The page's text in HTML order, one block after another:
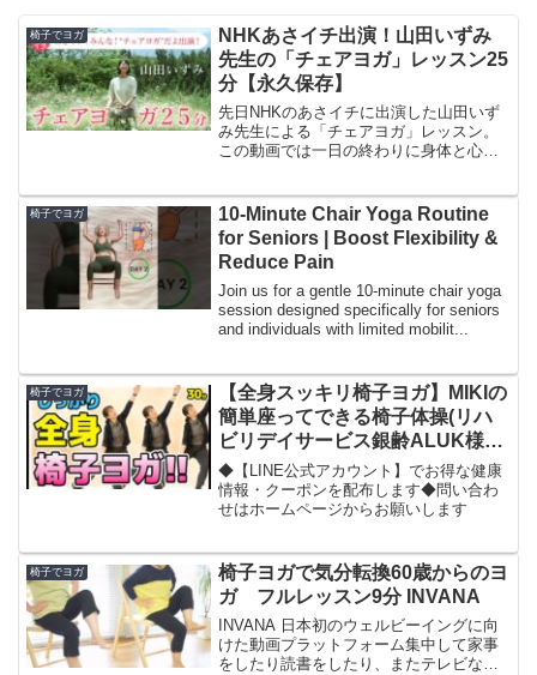
椅子でヨガ
NHKあさイチ出演！山田いずみ
先生の「チェアヨガ」レッスン25
分【永久保存】
先日NHKのあさイチに出演した山田いず
み先生による「チェアヨガ」レッスン。
この動画では一日の終わりに身体と心を
行うので柔軟性は不要・足や腰に痛みが
あってもヨガができる・...
椅子でヨガ
10-Minute Chair Yoga Routine
for Seniors | Boost Flexibility &
Reduce Pain
Join us for a gentle 10-minute chair yoga
session designed specifically for seniors
and individuals with limited mobilit...
椅子でヨガ
【全身スッキリ椅子ヨガ】MIKIの
簡単座ってできる椅子体操(リハ
ビリデイサービス銀齢ALUK様コ
ラボレーション動画)
◆【LINE公式アカウント】でお得な健康
情報・クーポンを配布します◆問い合わ
せはホームページからお願いします
椅子でヨガ
椅子ヨガで気分転換60歳からのヨ
ガ フルレッスン9分 INVANA
INVANA 日本初のウェルビーイングに向
けた動画プラットフォーム集中して家事
をしたり読書をしたり、またテレビなど